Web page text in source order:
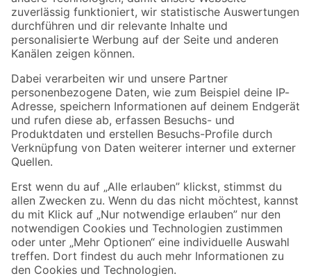
Zur Newsletter Anmeldung
Folge uns
Zahlungsarten Versandarten
Sicher einkaufen
Jetzt die toom-App herunterladen